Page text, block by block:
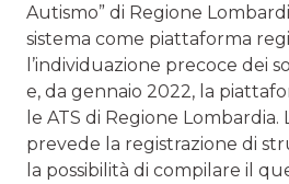
Autismo” di Regione
sistema come piattaforma
l’individuazione precoce dei
e, da gennaio 2022, la
le ATS di Regione
prevede la registrazione di
la possibilità di compilare il